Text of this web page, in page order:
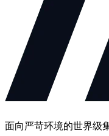
面向严苛环境的世界级